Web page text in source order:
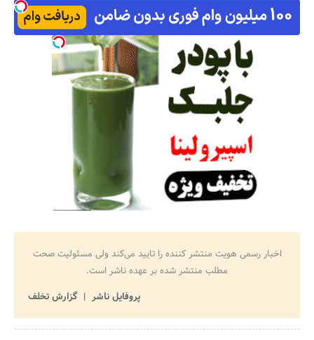
اخبار رسمی هویت منتشر کننده را تایید می‌کند ولی مسئولیت صحت
مطلب منتشر شده بر عهده ناشر است.
پروفایل ناشر
گزارش تخلف